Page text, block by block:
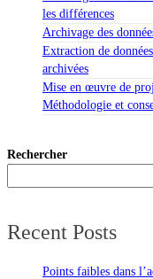
les différences
Archivage des
Extraction de
archivées
Mise en œuvre de
Méthodologie et
Rechercher
Recent Posts
Points faibles dans